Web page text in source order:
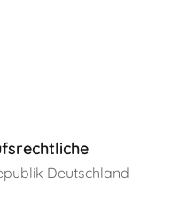
Deutschland